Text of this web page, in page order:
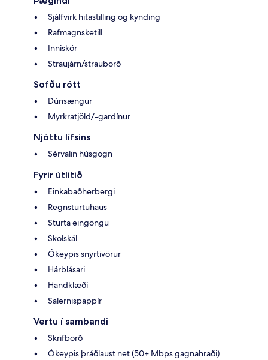
Sjálfvirk hitastilling og kynding
Rafmagnsketill
Inniskór
Straujárn/strauborð
Sofðu rótt
Dúnsængur
Myrkratjöld/-gardínur
Njóttu lífsins
Sérvalin húsgögn
Fyrir útlitið
Einkabaðherbergi
Regnsturtuhaus
Sturta eingöngu
Skolskál
Ókeypis snyrtivörur
Hárblásari
Handklæði
Salernispappír
Vertu í sambandi
Skrifborð
Ókeypis þráðlaust net (50+ Mbps gagnahraði)